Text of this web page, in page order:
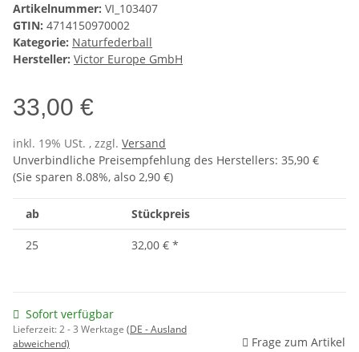
Artikelnummer: VI_103407
GTIN: 4714150970002
Kategorie: Naturfederball
Hersteller: Victor Europe GmbH
33,00 €
inkl. 19% USt. , zzgl. Versand
Unverbindliche Preisempfehlung des Herstellers: 35,90 €
(Sie sparen 8.08%, also 2,90 €)
ab Stückpreis
25 32,00 € *
Sofort verfügbar
Lieferzeit:2 - 3 Werktage (DE - Ausland
abweichend)
Frage zum Artikel